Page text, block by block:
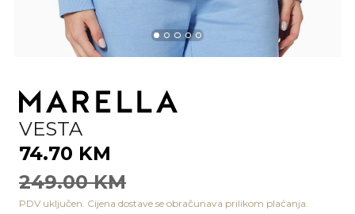
VESTA
74.70 KM
249.00 KM
PDV uključen. Cijena dostave se obračunava prilikom plaćanja.